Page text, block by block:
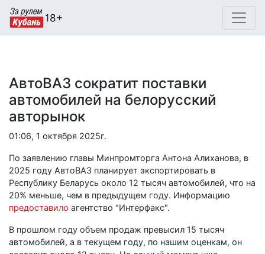
АвтоВАЗ сократит поставки
автомобилей на белорусский
авторынок
01:06, 1 октября 2025г.
По заявлению главы Минпромторга Антона Алиханова, в
2025 году АвтоВАЗ планирует экспортировать в
Республику Беларусь около 12 тысяч автомобилей, что на
20% меньше, чем в предыдущем году. Информацию
предоставило агентство "Интерфакс".
В прошлом году объем продаж превысил 15 тысяч
автомобилей, а в текущем году, по нашим оценкам, он